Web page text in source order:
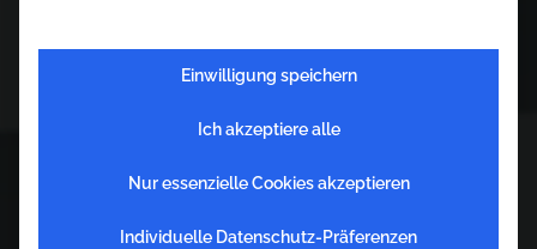
Einwilligung speichern
Ich akzeptiere alle
Nur essenzielle Cookies akzeptieren
Individuelle Datenschutz-Präferenzen